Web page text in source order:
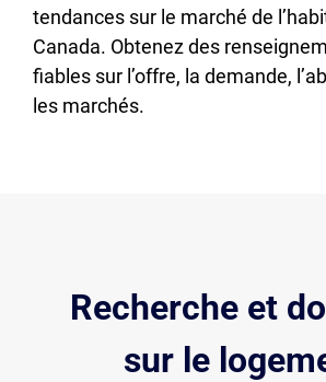
tendances sur le marché de
Canada. Obtenez des
fiables sur l’offre, la demande,
les marchés.
Recherche et
sur le